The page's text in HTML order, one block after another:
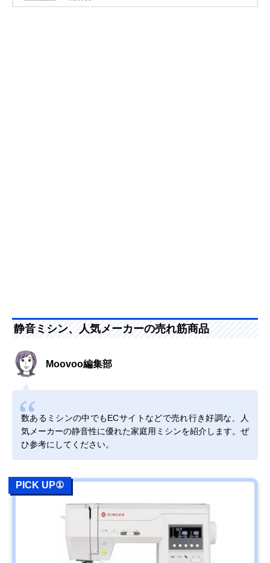
静音ミシン、人気メーカーの売れ筋商品
Moovoo編集部
数あるミシンの中でもECサイトなどで売れ行き好調な、人
気メーカーの静音性に優れた家庭用ミシンを紹介します。ぜ
ひ参考にしてください。
PICK UP①